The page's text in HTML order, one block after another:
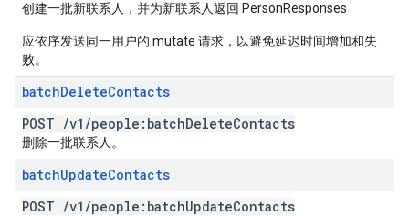
创建一批新联系人，并为新联系人返回 PersonResponses
应依序发送同一用户的 mutate 请求，以避免延迟时间增加和失
败。
batchDeleteContacts
POST /v1 /people:batchDeleteContacts
删除一批联系人。
batchUpdateContacts
POST /v1 /people:batchUpdateContacts